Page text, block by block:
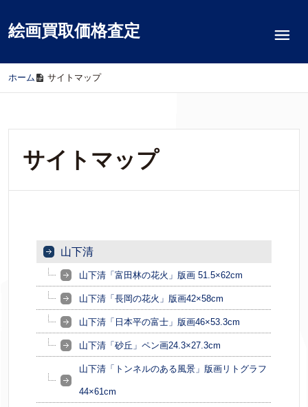
絵画買取価格査定
ホーム / サイトマップ
サイトマップ
山下清
山下清「富田林の花火」版画 51.5×62cm
山下清「長岡の花火」版画42×58cm
山下清「日本平の富士」版画46×53.3cm
山下清「砂丘」ペン画24.3×27.3cm
山下清「トンネルのある風景」版画リトグラフ
44×61cm